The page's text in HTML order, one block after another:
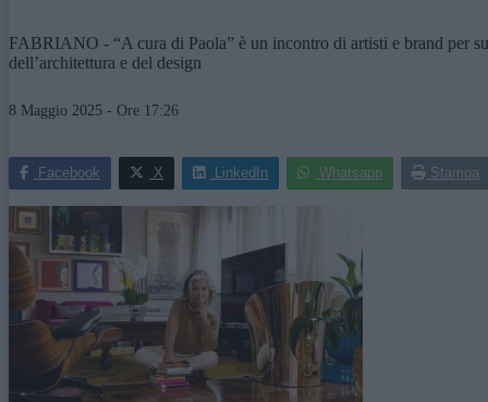
FABRIANO - “A cura di Paola” è un incontro di artisti e brand per
dell’architettura e del design
8 Maggio 2025 - Ore 17:26
Facebook X LinkedIn Whatsapp Stampa